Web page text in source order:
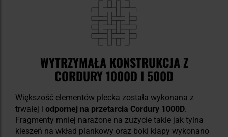
WYTRZYMAŁA KONSTRUKCJA Z
CORDURY 1000D I 500D
Większość elementów plecka została wykonana z
trwałej i odpornej na przetarcia Cordury 1000D.
Fragmenty mniej narażone na zużycie takie jak tylna
kieszeń na wkład piankowy oraz boki klapy wykonano